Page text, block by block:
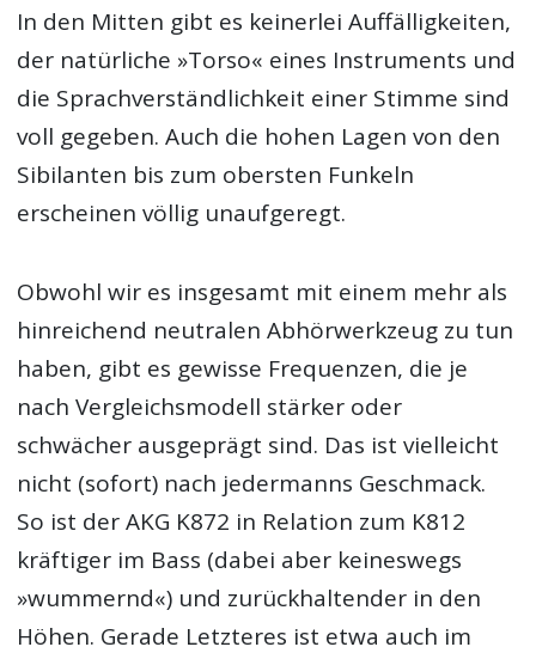
In den Mitten gibt es keinerlei Auffälligkeiten,
der natürliche »Torso« eines Instruments und
die Sprachverständlichkeit einer Stimme sind
voll gegeben. Auch die hohen Lagen von den
Sibilanten bis zum obersten Funkeln
erscheinen völlig unaufgeregt.
Obwohl wir es insgesamt mit einem mehr als
hinreichend neutralen Abhörwerkzeug zu tun
haben, gibt es gewisse Frequenzen, die je
nach Vergleichsmodell stärker oder
schwächer ausgeprägt sind. Das ist vielleicht
nicht (sofort) nach jedermanns Geschmack.
So ist der AKG K872 in Relation zum K812
kräftiger im Bass (dabei aber keineswegs
»wummernd«) und zurückhaltender in den
Höhen. Gerade Letzteres ist etwa auch im